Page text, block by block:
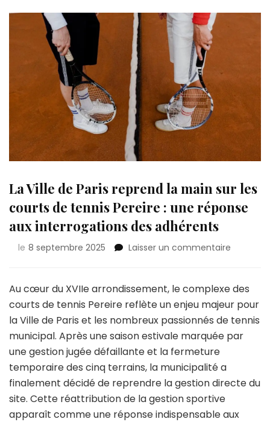
La Ville de Paris reprend la main sur les
courts de tennis Pereire : une réponse
aux interrogations des adhérents
le 8 septembre 2025 Laisser un commentaire
de
reprend
la
main
de
Pereire
Au cœur du XVIIe arrondissement, le complexe des
courts de tennis Pereire reflète un enjeu majeur pour
la Ville de Paris et les nombreux passionnés de tennis
municipal. Après une saison estivale marquée par
une gestion jugée défaillante et la fermeture
temporaire des cinq terrains, la municipalité a
finalement décidé de reprendre la gestion directe du
site. Cette réattribution de la gestion sportive
apparaît comme une réponse indispensable aux